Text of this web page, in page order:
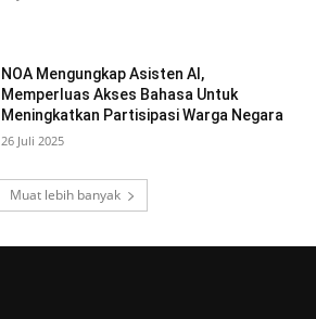
NOA Mengungkap Asisten AI,
Memperluas Akses Bahasa Untuk
Meningkatkan Partisipasi Warga Negara
26 Juli 2025
Muat lebih banyak